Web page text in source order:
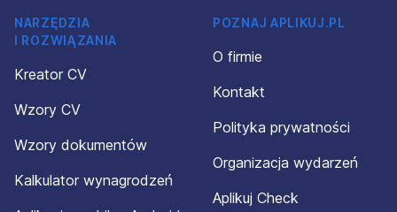
NARZĘDZIA
I ROZWIĄZANIA
Kreator CV
Wzory CV
Wzory dokumentów
Kalkulator wynagrodzeń
POZNAJ APLIKUJ.PL
O firmie
Kontakt
Polityka prywatności
Organizacja wydarzeń
Aplikuj Check